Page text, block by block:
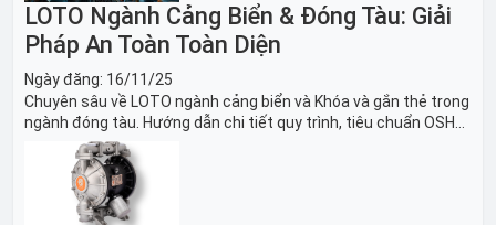
LOTO Ngành Cảng Biển & Đóng Tàu: Giải
Pháp An Toàn Toàn Diện
Ngày đăng: 16/11/25
Chuyên sâu về LOTO ngành cảng biển và Khóa và gắn thẻ trong
ngành đóng tàu. Hướng dẫn chi tiết quy trình, tiêu chuẩn OSHA,
thiết bị và Giải pháp LOTO trong công nghiệp đóng tàu toàn